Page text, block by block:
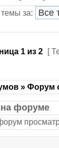
темы за:
1из 2 [
» Форум
на форуме